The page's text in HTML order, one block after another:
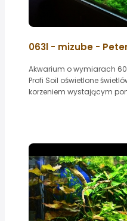
063l - mizube -
Akwarium o wymiarach
Profi Soil oświetlone
korzeniem wystającym